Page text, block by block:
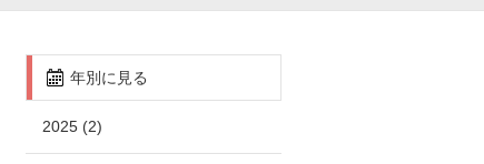
年別に見る
2025 (2)